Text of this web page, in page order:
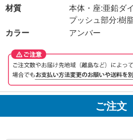
材質
本体・座:亜鉛
プッシュ部分:樹
カラー
アンバー
ご注文